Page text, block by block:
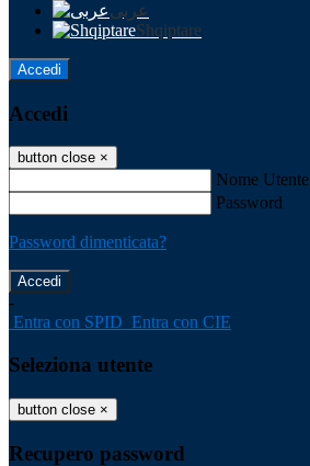
عربى
Shqiptare
Accedi
Accedi
button close ×
Nome Utente
Password
Password dimenticata?
-
Entra con SPID Entra con CIE
Seleziona utente
button close ×
Recupero password